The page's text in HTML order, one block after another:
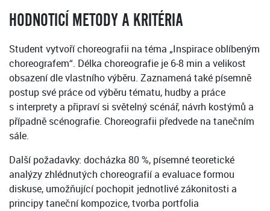
HODNOTICÍ METODY A KRITÉRIA
Student vytvoří choreografii na téma „Inspirace oblíbeným
choreografem“. Délka choreografie je 6-8 min a velikost
obsazení dle vlastního výběru. Zaznamená také písemně
postup své práce od výběru tématu, hudby a práce
s interprety a připraví si světelný scénář, návrh kostýmů a
případně scénografie. Choreografii předvede na tanečním
sále.
Další požadavky: docházka 80 %, písemné teoretické
analýzy zhlédnutých choreografií a evaluace formou
diskuse, umožňující pochopit jednotlivé zákonitosti a
principy taneční kompozice, tvorba portfolia